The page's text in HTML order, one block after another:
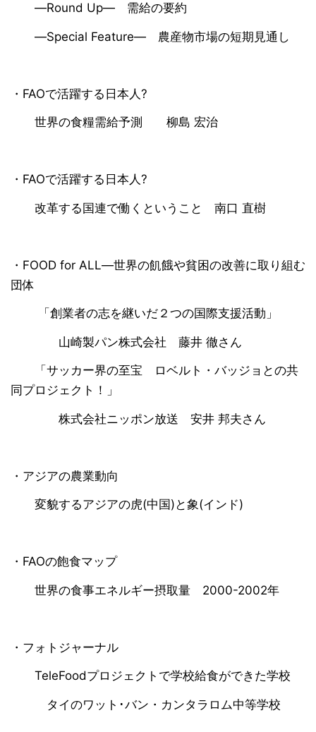
―Round Up― 需給の要約
―Special Feature― 農産物市場の短期見通し
・FAOで活躍する日本人?
世界の食糧需給予測 柳島 宏治
・FAOで活躍する日本人?
改革する国連で働くということ 南口 直樹
・FOOD for ALL―世界の飢餓や貧困の改善に取り組む
団体
「創業者の志を継いだ２つの国際支援活動」
山崎製パン株式会社 藤井 徹さん
「サッカー界の至宝 ロベルト・バッジョとの共
同プロジェクト！」
株式会社ニッポン放送 安井 邦夫さん
・アジアの農業動向
変貌するアジアの虎(中国)と象(インド)
・FAOの飽食マップ
世界の食事エネルギー摂取量 2000-2002年
・フォトジャーナル
TeleFoodプロジェクトで学校給食ができた学校
タイのワット･バン・カンタラロム中等学校